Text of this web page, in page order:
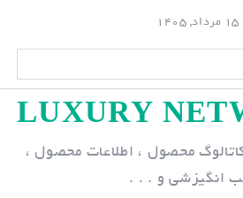
15 مرداد, 1405
LUXURY
محصول ، اطلاعات محصول ،
انگیزشی و . . .